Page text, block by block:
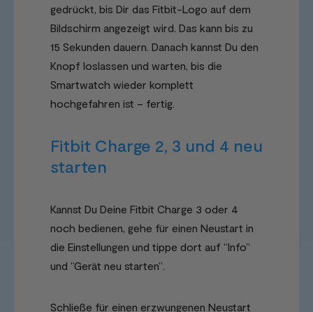
gedrückt, bis Dir das Fitbit-Logo auf dem
Bildschirm angezeigt wird. Das kann bis zu
15 Sekunden dauern. Danach kannst Du den
Knopf loslassen und warten, bis die
Smartwatch wieder komplett
hochgefahren ist – fertig.
Fitbit Charge 2, 3 und 4 neu
starten
Kannst Du Deine Fitbit Charge 3 oder 4
noch bedienen, gehe für einen Neustart in
die Einstellungen und tippe dort auf “Info”
und “Gerät neu starten”.
Schließe für einen erzwungenen Neustart